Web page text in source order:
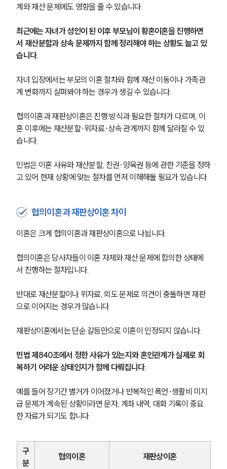
계와 재산 문제에도 영향을 줄 수 있습니다.
최근에는 자녀가 성인이 된 이후 부모님이 황혼이혼을 진행하면
서 재산분할과 상속 문제까지 함께 정리해야 하는 상황도 늘고 있
습니다.
자녀 입장에서는 부모의 이혼 절차와 함께 재산 이동이나 가족관
계 변화까지 살펴봐야 하는 경우가 생길 수 있습니다.
협의이혼과 재판상이혼은 진행 방식과 필요한 절차가 다르며, 이
혼 이후에는 재산분할·위자료·상속 관계까지 함께 달라질 수 있
습니다.
민법은 이혼 사유와 재산분할, 친권·양육권 등에 관한 기준을 정하
고 있어 현재 상황에 맞는 절차를 먼저 이해해둘 필요가 있습니다.
협의이혼과 재판상이혼 차이
이혼은 크게 협의이혼과 재판상이혼으로 나뉩니다.
협의이혼은 당사자들이 이혼 자체와 재산 문제에 합의한 상태에
서 진행하는 절차입니다.
반대로 재산분할이나 위자료, 외도 문제로 의견이 충돌하면 재판
으로 이어지는 경우가 많습니다.
재판상이혼에서는 단순 갈등만으로 이혼이 인정되지 않습니다.
민법 제840조에서 정한 사유가 있는지와 혼인관계가 실제로 회
복하기 어려운 상태인지가 함께 다뤄집니다.
예를 들어 장기간 별거가 이어졌거나 반복적인 폭언·생활비 미지
급 문제가 계속된 상황이라면 문자, 계좌 내역, 대화 기록이 중요
한 자료가 되기도 합니다.
구
분
협의이혼 재판상이혼